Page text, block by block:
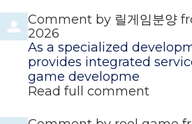
Comment by 릴게임분양
2026
As a specialized
provides integrated
game developme
Read full comment